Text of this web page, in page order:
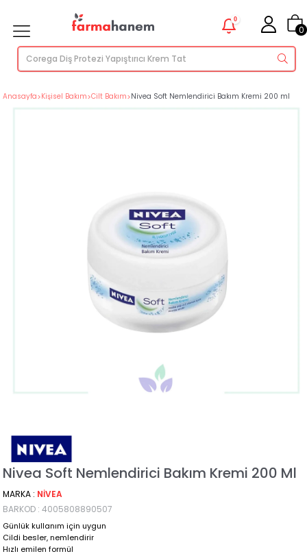
0
0
Anasayfa>Kişisel Bakım>Cilt Bakım>Nivea Soft Nemlendirici Bakım Kremi 200 ml
Nivea Soft Nemlendirici Bakım Kremi 200 Ml
MARKA : NIVEA
BARKOD : 4005808890507
Günlük kullanım için uygun
Cildi besler, nemlendirir
Hızlı emilen formül